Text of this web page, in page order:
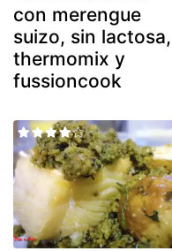
con merengue
suizo, sin lactosa,
thermomix y
fussioncook